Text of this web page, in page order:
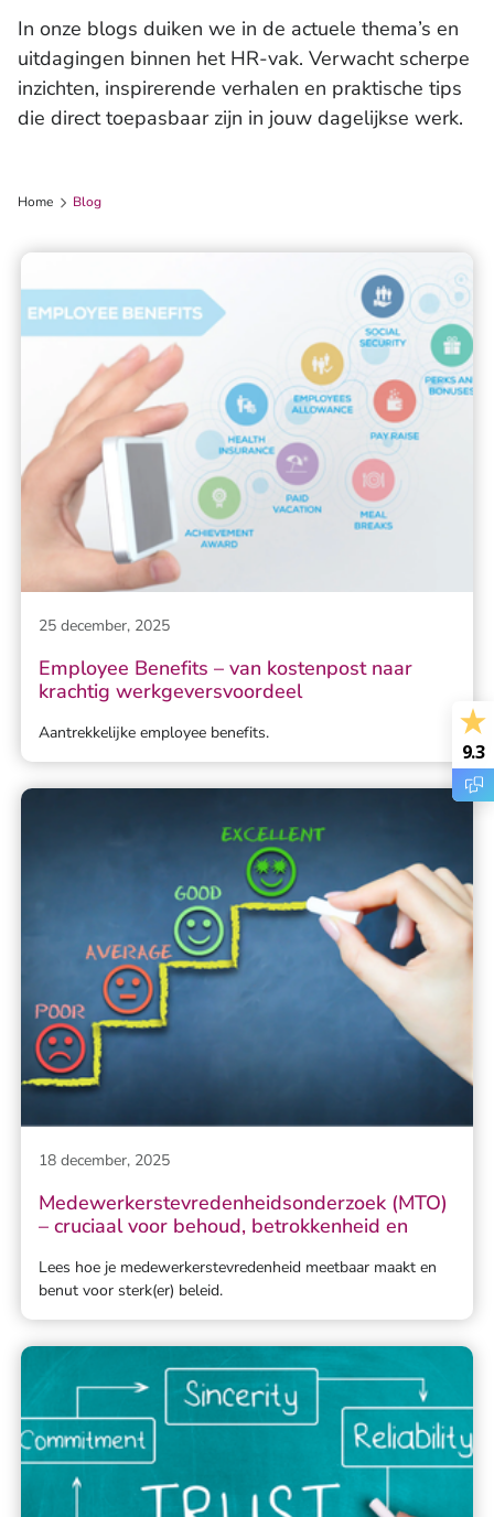
Trainingen en workshops
In onze blogs duiken we in de actuele thema’s en
uitdagingen binnen het HR-vak. Verwacht scherpe
inzichten, inspirerende verhalen en praktische tips
die direct toepasbaar zijn in jouw dagelijkse werk.
Home Blog
9.3
25 december, 2025
Employee Benefits – van kostenpost naar
krachtig werkgeversvoordeel
Aantrekkelijke employee benefits.
18 december, 2025
Medewerkerstevredenheidsonderzoek (MTO)
– cruciaal voor behoud, betrokkenheid en
Lees hoe je medewerkerstevredenheid meetbaar maakt en
benut voor sterk(er) beleid.